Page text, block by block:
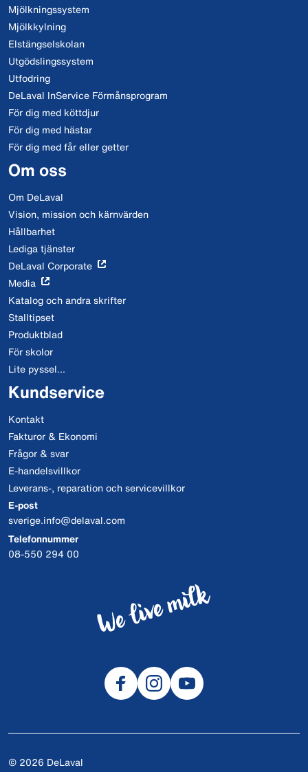
Mjölkningssystem
Mjölkkylning
Elstängselskolan
Utgödslingssystem
Utfodring
DeLaval InService Förmånsprogram
För dig med köttdjur
För dig med hästar
För dig med får eller getter
Om oss
Om DeLaval
Vision, mission och kärnvärden
Hållbarhet
Lediga tjänster
DeLaval Corporate
Media
Katalog och andra skrifter
Stalltipset
Produktblad
För skolor
Lite pyssel...
Kundservice
Kontakt
Fakturor & Ekonomi
Frågor & svar
E-handelsvillkor
Leverans-, reparation och servicevillkor
E-post
sverige.info@delaval.com
Telefonnummer
08-550 294 00
© 2026 DeLaval